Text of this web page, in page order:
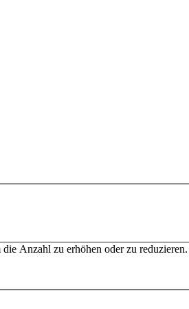
Anzahl zu erhöhen oder zu reduzieren.